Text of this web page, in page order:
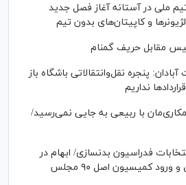
تیم ملی در آستانه آغاز فصل جدید
و کاپیتان‌های بدون تیم
مقابل حریف گمنام
پنجره نقل‌وانتقالاتی باشگاه باز
نداریم
با ربیعی به جایی نمی‌رسید/
فدراسیون بدنسازی/ ابهام در
کمیسیون اصل ۹۰ مجلس